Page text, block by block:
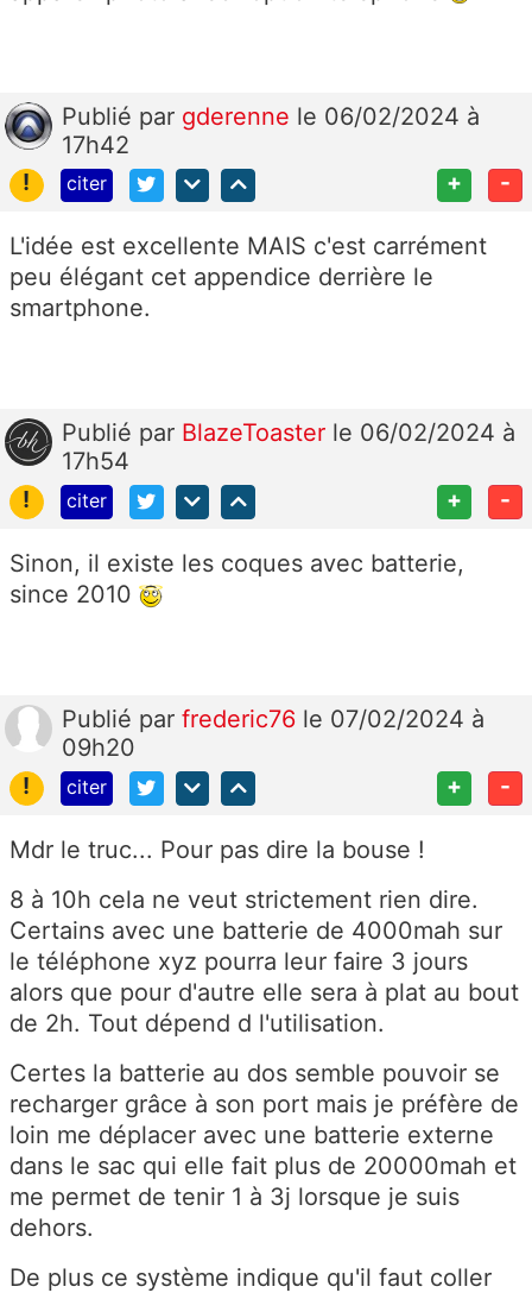
Publié par gderenne le 06/02/2024 à
17h42
!
citer + -
L'idée est excellente MAIS c'est carrément
peu élégant cet appendice derrière le
smartphone.
Publié par BlazeToaster le 06/02/2024 à
17h54
!
citer + -
Sinon, il existe les coques avec batterie,
since 2010
Publié par frederic76 le 07/02/2024 à
09h20
!
citer + -
Mdr le truc... Pour pas dire la bouse !
8 à 10h cela ne veut strictement rien dire.
Certains avec une batterie de 4000mah sur
le téléphone xyz pourra leur faire 3 jours
alors que pour d'autre elle sera à plat au bout
de 2h. Tout dépend d l'utilisation.
Certes la batterie au dos semble pouvoir se
recharger grâce à son port mais je préfère de
loin me déplacer avec une batterie externe
dans le sac qui elle fait plus de 20000mah et
me permet de tenir 1 à 3j lorsque je suis
dehors.
De plus ce système indique qu'il faut coller